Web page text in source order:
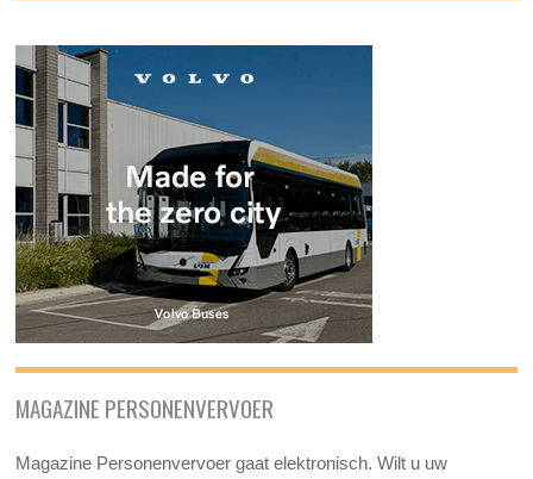
MAGAZINE PERSONENVERVOER
Magazine Personenvervoer gaat elektronisch. Wilt u uw